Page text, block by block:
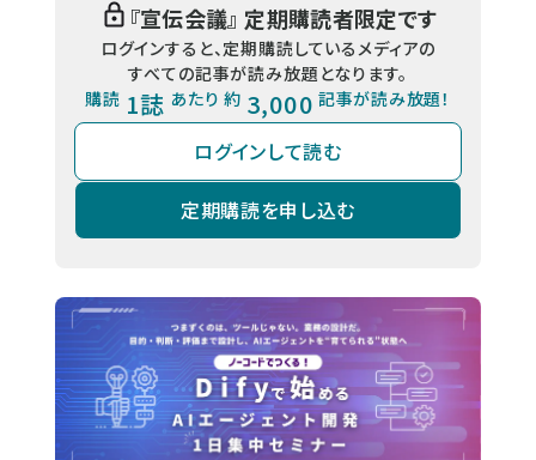
『宣伝会議』 定期購読者限定です
ログインすると、定期購読しているメディアの
すべての記事が読み放題となります。
購読 1誌 あたり 約 3,000 記事が読み放題！
ログインして読む
定期購読を申し込む